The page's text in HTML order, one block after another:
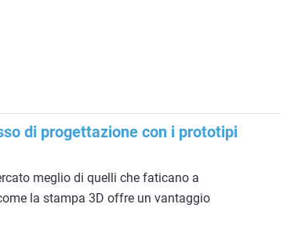
di progettazione con i prototipi
meglio di quelli che faticano a
la stampa 3D offre un vantaggio